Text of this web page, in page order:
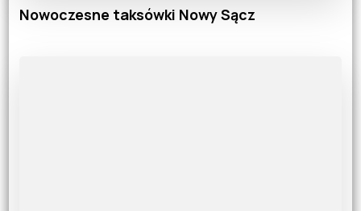
Nowoczesne taksówki Nowy Sącz